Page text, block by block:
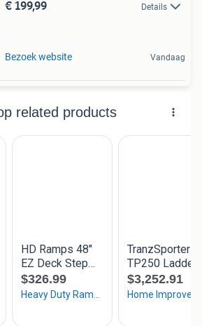
€ 199,99 Details
Bezoek website Vandaag